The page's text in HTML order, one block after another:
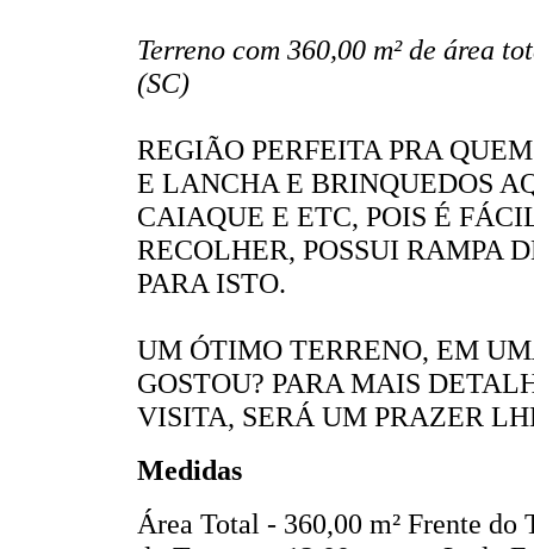
Terreno com 360,00 m² de área
(SC)
REGIÃO PERFEITA PRA
E LANCHA E BRINQUEDOS
CAIAQUE E ETC, POIS É
RECOLHER, POSSUI RAMPA
PARA ISTO.
UM ÓTIMO TERRENO, EM
GOSTOU? PARA MAIS
VISITA, SERÁ UM PRAZER
Medidas
Área Total - 360,00 m² Frente do